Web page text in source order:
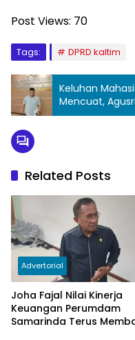
Post Views: 70
Tags: DPRD kaltim
Keluhan
Mencuat,
Layanan yang
Related Posts
Advertorial
Joha Fajal Nilai Kinerja
Keuangan Perumdam
Samarinda Terus